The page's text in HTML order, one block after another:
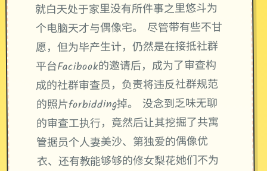
就白天处于家里没有所件事之里悠斗为
个电脑天才与偶像宅。 尽管带有些不甘
愿，但为毕产生计，仍然是在接抵社群
平台Facibook的邀请后，成为了审查构
成的社群审查员，负责将违反社群规范
的照片forbidding掉。 没念到乏味无聊
的审查工执行，竟然后让其挖掘了共寓
管据员个人妻美沙、第独爱的偶像优
衣、还有教能够够的修女梨花她们不为